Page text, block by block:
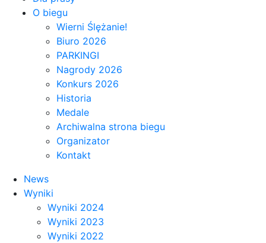
O biegu
Wierni Ślężanie!
Biuro 2026
PARKINGI
Nagrody 2026
Konkurs 2026
Historia
Medale
Archiwalna strona biegu
Organizator
Kontakt
News
Wyniki
Wyniki 2024
Wyniki 2023
Wyniki 2022